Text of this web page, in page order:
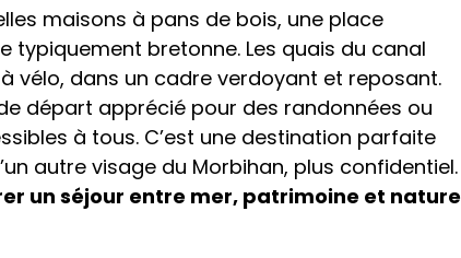
maisons à pans de bois, une place
typiquement bretonne. Les quais du canal
vélo, dans un cadre verdoyant et reposant.
départ apprécié pour des randonnées ou
à tous. C’est une destination parfaite
autre visage du Morbihan, plus confidentiel.
un séjour entre mer, patrimoine et nature